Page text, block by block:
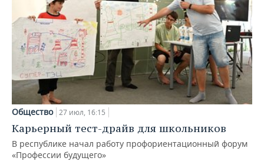
Общество 27 июл, 16:15
Карьерный тест-драйв для школьников
В республике начал работу профориентационный форум
«Профессии будущего»